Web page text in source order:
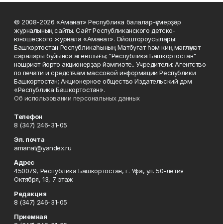
© 2008-2026 «Аманат» Республика балалар-үҫмерҙәр
журналының сайты. Сайт Республиканского детско-
юношеского журнала «Аманат». Ойоштороусылары:
Башҡортостан Республикаһының Матбуғат һәм киң мәғлүмәт
саралары буйынса агентлығы; "Республика Башкортостан"
нәшриәт йорто акционерҙар йәмғиәте.. Учредители: Агентство
по печати и средствам массовой информации Республики
Башкортостан; Акционерное общество Издательский дом
«Республика Башкортостан».
Об использовании персональных данных
Телефон
8 (347) 246-31-05
Эл. почта
amanat@yandex.ru
Адрес
450079, Республика Башкортостан, г. Уфа, ул. 50-летия
Октября, 13, 7 этаж
Редакция
8 (347) 246-31-05
Приемная